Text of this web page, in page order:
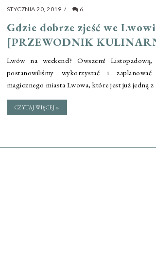
STYCZNIA 20, 2019 / 6
Gdzie dobrze zjeść we
[PRZEWODNIK
Lwów na weekend? Owszem!
postanowiliśmy wykorzystać i
magicznego miasta Lwowa, które jest już jedną z
CZYTAJ WIĘCEJ »